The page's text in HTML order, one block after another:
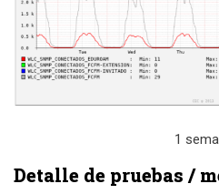
1
Detalle de pruebas /